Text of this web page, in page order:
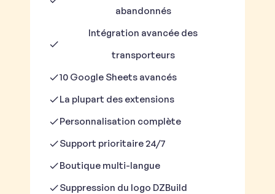
abandonnés
Intégration avancée des
transporteurs
10 Google Sheets avancés
La plupart des extensions
Personnalisation complète
Support prioritaire 24/7
Boutique multi-langue
Suppression du logo DZBuild